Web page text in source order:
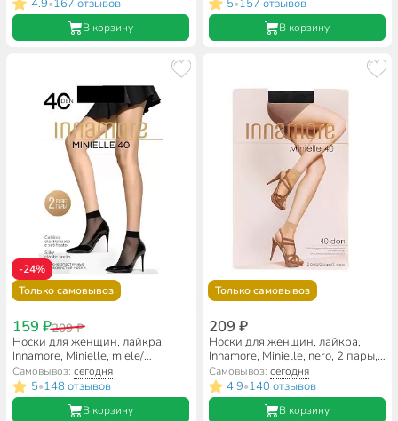
4.9•167 отзывов
В корзину
5•157 отзывов
В корзину
-24%
Только самовывоз
159 ₽209 ₽
Носки для женщин, лайкра,
Innamore, Minielle, miele/
телесные, 2 пары, 40 DEN
Самовывоз:сегодня
5•148 отзывов
В корзину
Только самовывоз
209 ₽
Носки для женщин, лайкра,
Innamore, Minielle, nero, 2 пары,
40 DEN
Самовывоз: сегодня
4.9•140 отзывов
В корзину